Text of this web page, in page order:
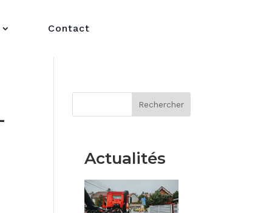
Contact
Rechercher
Actualités